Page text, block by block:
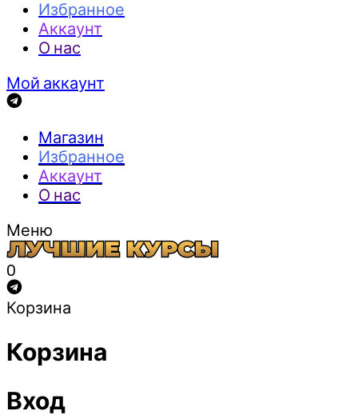
Избранное
Аккаунт
О нас
Мой аккаунт
Магазин
Избранное
Аккаунт
О нас
Меню
0
Корзина
Корзина
Вход